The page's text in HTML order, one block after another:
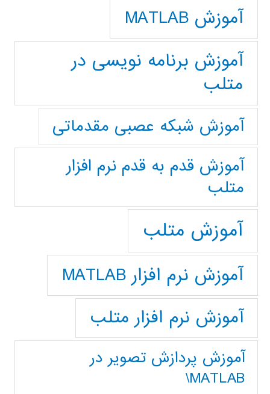
آموزش MATLAB
آموزش برنامه نویسی در
متلب
آموزش شبکه عصبی مقدماتی
آموزش قدم به قدم نرم افزار
متلب
آموزش متلب
آموزش نرم افزار MATLAB
آموزش نرم افزار متلب
آموزش پردازش تصوير در
MATLAB\